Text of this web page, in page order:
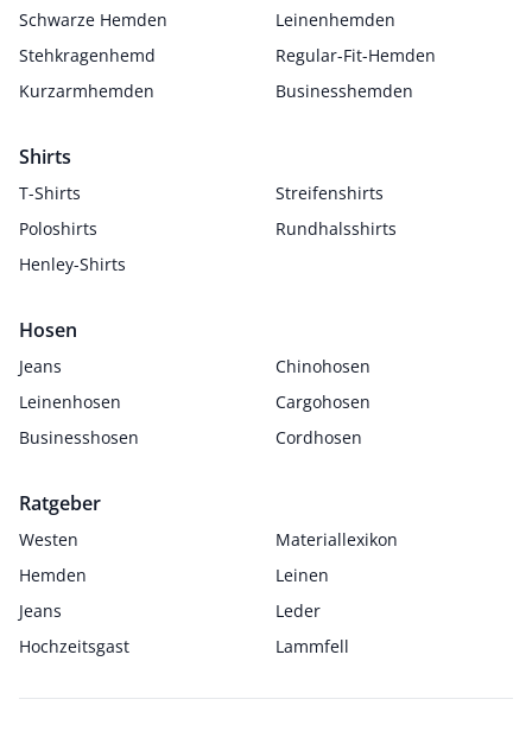
Schwarze Hemden
Leinenhemden
Stehkragenhemd
Regular-Fit-Hemden
Kurzarmhemden
Businesshemden
Shirts
T-Shirts
Streifenshirts
Poloshirts
Rundhalsshirts
Henley-Shirts
Hosen
Jeans
Chinohosen
Leinenhosen
Cargohosen
Businesshosen
Cordhosen
Ratgeber
Westen
Materiallexikon
Hemden
Leinen
Jeans
Leder
Hochzeitsgast
Lammfell